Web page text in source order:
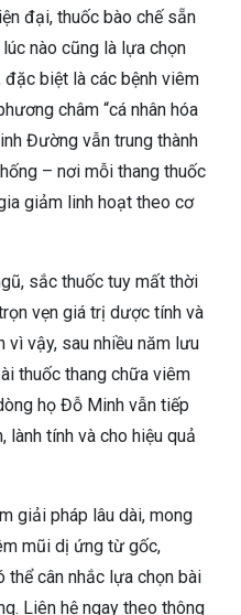
đại, thuốc bào chế sẵn
nào cũng là lựa chọn
biệt là các bệnh viêm
châm “cá nhân hóa
Đường vẫn trung thành
– nơi mỗi thang thuốc
giảm linh hoạt theo cơ
sắc thuốc tuy mất thời
vẹn giá trị dược tính và
vì vậy, sau nhiều năm lưu
thuốc thang chữa viêm
họ Đỗ Minh vẫn tiếp
lành tính và cho hiệu quả
giải pháp lâu dài, mong
mũi dị ứng từ gốc,
thể cân nhắc lựa chọn bài
Liên hệ ngay theo thông